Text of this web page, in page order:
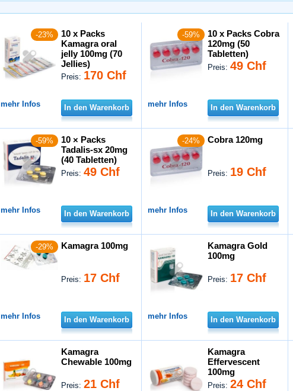
-23%
10 x Packs
Kamagra oral
jelly 100mg (70
Jellies)
Preis: 170 Chf
mehr Infos In den Warenkorb
-59%
10 x Packs Cobra
120mg (50
Tabletten)
Preis:49 Chf
mehr Infos In den Warenkorb
-59%
10 × Packs
Tadalis-sx 20mg
(40 Tabletten)
Preis:49 Chf
mehr Infos In den Warenkorb
-24% Cobra 120mg
Preis: 19 Chf
mehr Infos In den Warenkorb
-29% Kamagra 100mg
Preis: 17 Chf
mehr Infos In den Warenkorb
Kamagra Gold
100mg
Preis: 17 Chf
mehr Infos In den Warenkorb
Kamagra
Chewable 100mg
Preis:21 Chf
Kamagra
Effervescent
100mg
Preis:24 Chf